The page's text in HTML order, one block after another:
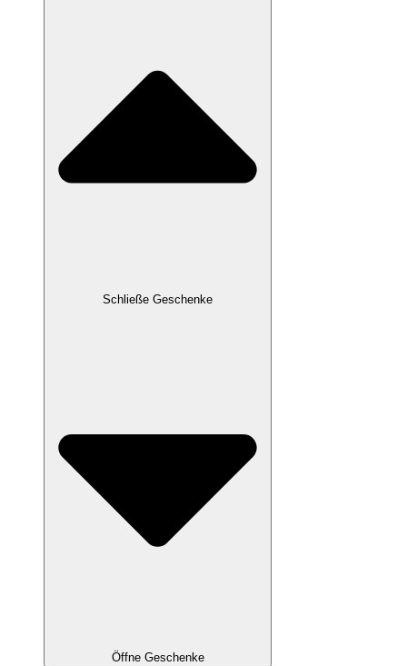
Schließe Geschenke
Öffne Geschenke